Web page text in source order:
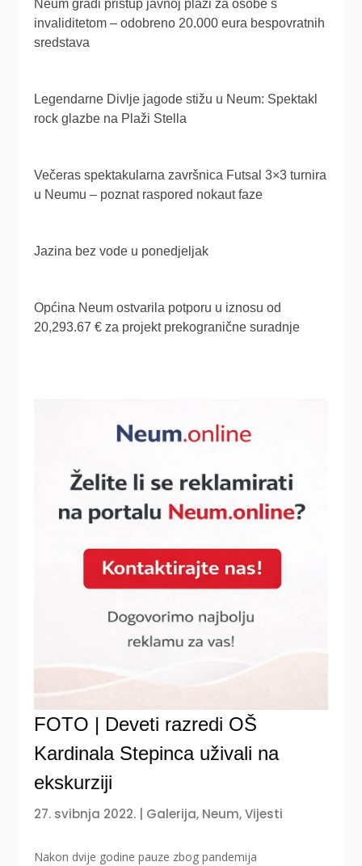
FOTO | Deveti razredi OŠ
Kardinala Stepinca uživali na
ekskurziji
27. svibnja 2022. Galerija, Neum,Vijesti
Nakon dvije godine pauze zbog pandemija
Neum gradi pristup javnoj plaži za osobe s
invaliditetom – odobreno 20.000 eura bespovratnih
sredstava
Legendarne Divlje jagode stižu u Neum: Spektakl
rock glazbe na Plaži Stella
Večeras spektakularna završnica Futsal 3×3 turnira
u Neumu – poznat raspored nokaut faze
Jazina bez vode u ponedjeljak
Općina Neum ostvarila potporu u iznosu od
20,293.67 € za projekt prekogranične suradnje